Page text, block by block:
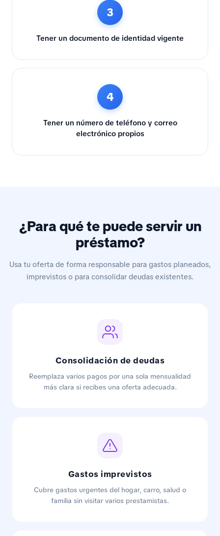
3
Tener un documento de identidad vigente
4
Tener un número de teléfono y correo
electrónico propios
¿Para qué te puede servir un
préstamo?
Usa tu oferta de forma responsable para gastos planeados,
imprevistos o para consolidar deudas existentes.
Consolidación de deudas
Reemplaza varios pagos por una sola mensualidad
más clara si recibes una oferta adecuada.
Gastos imprevistos
Cubre gastos urgentes del hogar, carro, salud o
familia sin visitar varios prestamistas.